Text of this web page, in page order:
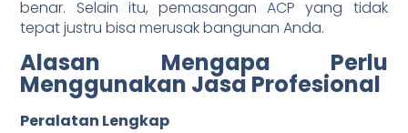
benar. Selain itu, pemasangan ACP yang tidak
tepat justru bisa merusak bangunan Anda.
Alasan Mengapa Perlu
Menggunakan Jasa Profesional
Peralatan Lengkap